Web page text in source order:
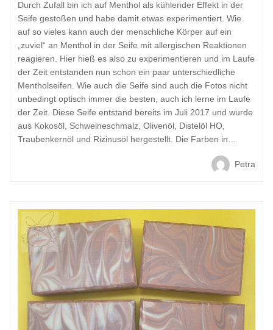
Durch Zufall bin ich auf Menthol als kühlender Effekt in der
Seife gestoßen und habe damit etwas experimentiert. Wie
auf so vieles kann auch der menschliche Körper auf ein
„zuviel“ an Menthol in der Seife mit allergischen Reaktionen
reagieren. Hier hieß es also zu experimentieren und im Laufe
der Zeit entstanden nun schon ein paar unterschiedliche
Mentholseifen. Wie auch die Seife sind auch die Fotos nicht
unbedingt optisch immer die besten, auch ich lerne im Laufe
der Zeit. Diese Seife entstand bereits im Juli 2017 und wurde
aus Kokosöl, Schweineschmalz, Olivenöl, Distelöl HO,
Traubenkernöl und Rizinusöl hergestellt. Die Farben in…
Petra